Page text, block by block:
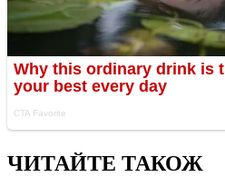
ЧИТАЙТЕ ТАКОЖ